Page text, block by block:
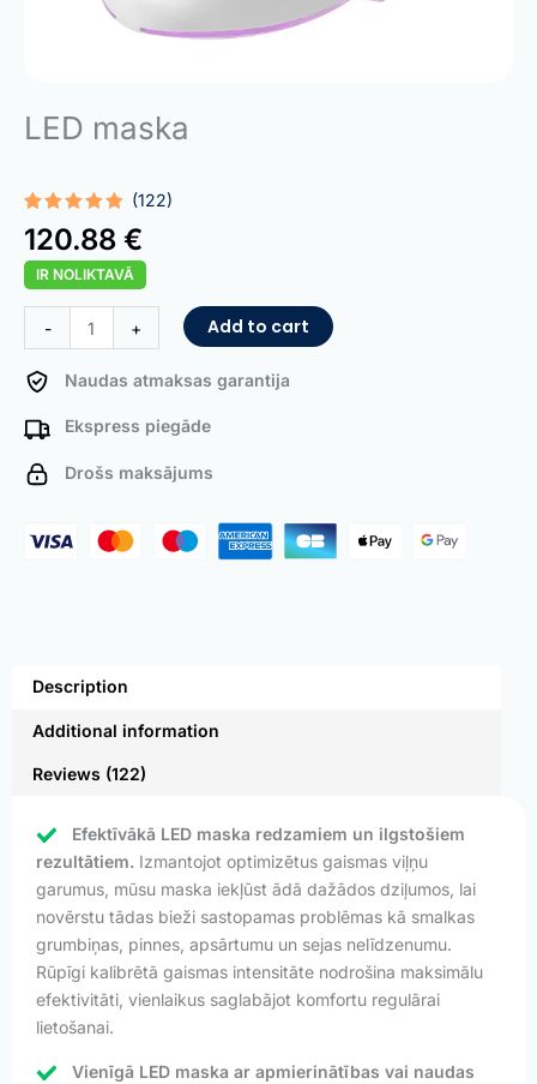
LED maska
Rated
5.00
out of 5
based on
122
customer
ratings
(122)
120.88 €
IR NOLIKTAVĀ
-
Mask
quantity
+ Add to cart
Naudas atmaksas garantija
Ekspress piegāde
Drošs maksājums
Description
Additional information
Reviews (122)
Efektīvākā LED maska redzamiem un ilgstošiem
rezultātiem. Izmantojot optimizētus gaismas viļņu
garumus, mūsu maska iekļūst ādā dažādos dziļumos, lai
novērstu tādas bieži sastopamas problēmas kā smalkas
grumbiņas, pinnes, apsārtumu un sejas nelīdzenumu.
Rūpīgi kalibrētā gaismas intensitāte nodrošina maksimālu
efektivitāti, vienlaikus saglabājot komfortu regulārai
lietošanai.
Vienīgā LED maska ar apmierinātības vai naudas